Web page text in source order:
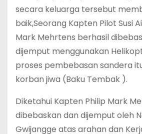
secara keluarga tersebut
baik,Seorang Kapten Pilot Susi
Mark Mehrtens berhasil
dijemput menggunakan
proses pembebasan sandera
korban jiwa (Baku Tembak ).
Diketahui Kapten Philip Mark
dibebaskan dan dijemput oleh
Gwijangge atas arahan dan